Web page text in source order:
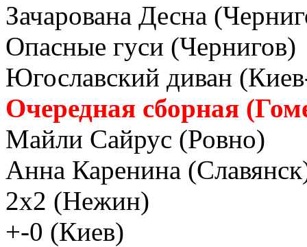
Зачарована Десна
Опасные гуси (Чернигов)
Югославский диван
Очередная сборная
Майли Сайрус (Ровно)
Анна Каренина
2х2 (Нежин)
+-0 (Киев)